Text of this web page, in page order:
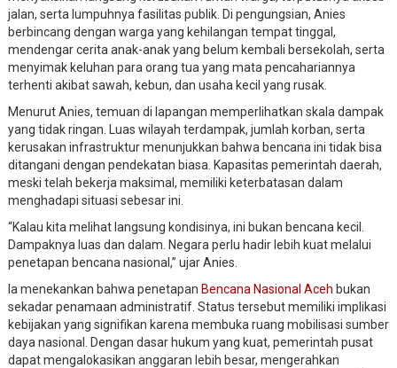
jalan, serta lumpuhnya fasilitas publik. Di pengungsian, Anies
berbincang dengan warga yang kehilangan tempat tinggal,
mendengar cerita anak-anak yang belum kembali bersekolah, serta
menyimak keluhan para orang tua yang mata pencahariannya
terhenti akibat sawah, kebun, dan usaha kecil yang rusak.
Menurut Anies, temuan di lapangan memperlihatkan skala dampak
yang tidak ringan. Luas wilayah terdampak, jumlah korban, serta
kerusakan infrastruktur menunjukkan bahwa bencana ini tidak bisa
ditangani dengan pendekatan biasa. Kapasitas pemerintah daerah,
meski telah bekerja maksimal, memiliki keterbatasan dalam
menghadapi situasi sebesar ini.
“Kalau kita melihat langsung kondisinya, ini bukan bencana kecil.
Dampaknya luas dan dalam. Negara perlu hadir lebih kuat melalui
penetapan bencana nasional,” ujar Anies.
Ia menekankan bahwa penetapan Bencana Nasional Aceh bukan
sekadar penamaan administratif. Status tersebut memiliki implikasi
kebijakan yang signifikan karena membuka ruang mobilisasi sumber
daya nasional. Dengan dasar hukum yang kuat, pemerintah pusat
dapat mengalokasikan anggaran lebih besar, mengerahkan